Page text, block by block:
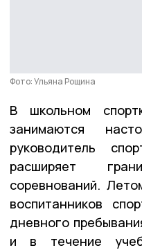
Фото: Ульяна Рощина
В школьном
занимаются
руководитель
расширяет
соревнований.
воспитанников
дневного
и в течение